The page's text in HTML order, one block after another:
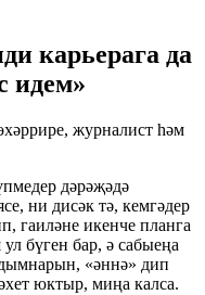
карьерага да
идем»
журналист һәм
дәрәҗәдә
ни дисәк тә, кемгәдер
гаиләне икенче планга
бүген бар, ә сабыеңа
«әннә» дип
юктыр, миңа калса.